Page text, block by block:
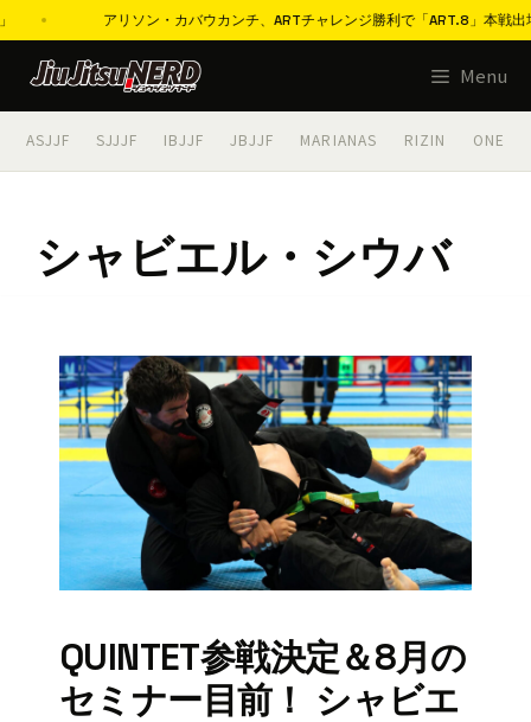
アリソン・カバウカンチ、ARTチャレンジ勝利で「ART.8」本戦出場決
テ
Menu
ASJJF SJJJF IBJJF JBJJF MARIANAS RIZIN ONE
シャビエル・シウバ
QUINTET参戦決定＆8月の
セミナー目前！ シャビエ